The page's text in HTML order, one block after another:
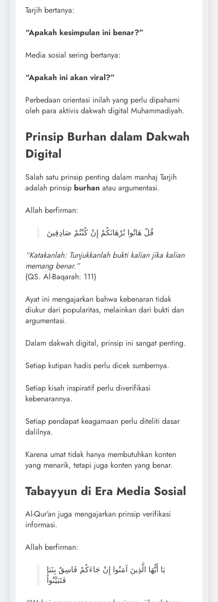
Tarjih bertanya:
“Apakah kesimpulan ini benar?”
Media sosial sering bertanya:
“Apakah ini akan viral?”
Perbedaan orientasi inilah yang perlu dipahami
oleh para aktivis dakwah digital Muhammadiyah.
Prinsip Burhan dalam Dakwah
Digital
Salah satu prinsip penting dalam manhaj Tarjih
adalah prinsip burhan atau argumentasi.
Allah berfirman:
قُلْ هَاتُوا بُرْهَانَكُمْ إِنْ كُنْتُمْ صَادِقِينَ
“Katakanlah: Tunjukkanlah bukti kalian jika kalian
memang benar.”
(QS. Al-Baqarah: 111)
Ayat ini mengajarkan bahwa kebenaran tidak
diukur dari popularitas, melainkan dari bukti dan
argumentasi.
Dalam dakwah digital, prinsip ini sangat penting.
Setiap kutipan hadis perlu dicek sumbernya.
Setiap kisah inspiratif perlu diverifikasi
kebenarannya.
Setiap pendapat keagamaan perlu diteliti dasar
dalilnya.
Karena umat tidak hanya membutuhkan konten
yang menarik, tetapi juga konten yang benar.
Tabayyun di Era Media Sosial
Al-Qur’an juga mengajarkan prinsip verifikasi
informasi.
Allah berfirman:
يَا أَيُّهَا الَّذِينَ آمَنُوا إِنْ جَاءَكُمْ فَاسِقٌ بِنَبَإٍ
فَتَبَيَّنُوا